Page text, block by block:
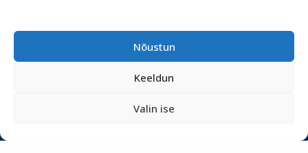
Nõustun
Keeldun
Valin ise
Ole kursis meie tegemistega. Peame kinni